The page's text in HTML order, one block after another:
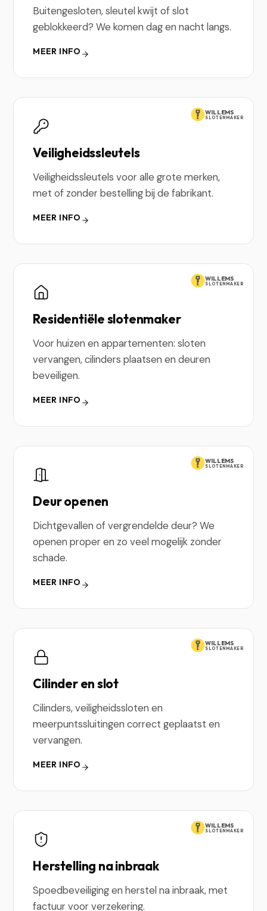
Buitengesloten, sleutel kwijt of slot
geblokkeerd? We komen dag en nacht langs.
MEER INFO
WILLEMS
SLOTENMAKER
Veiligheidssleutels
Veiligheidssleutels voor alle grote merken,
met of zonder bestelling bij de fabrikant.
MEER INFO
WILLEMS
SLOTENMAKER
Residentiële slotenmaker
Voor huizen en appartementen: sloten
vervangen, cilinders plaatsen en deuren
beveiligen.
MEER INFO
WILLEMS
SLOTENMAKER
Deur openen
Dichtgevallen of vergrendelde deur? We
openen proper en zo veel mogelijk zonder
schade.
MEER INFO
WILLEMS
SLOTENMAKER
Cilinder en slot
Cilinders, veiligheidssloten en
meerpuntssluitingen correct geplaatst en
vervangen.
MEER INFO
WILLEMS
SLOTENMAKER
Herstelling na inbraak
Spoedbeveiliging en herstel na inbraak, met
factuur voor verzekering.